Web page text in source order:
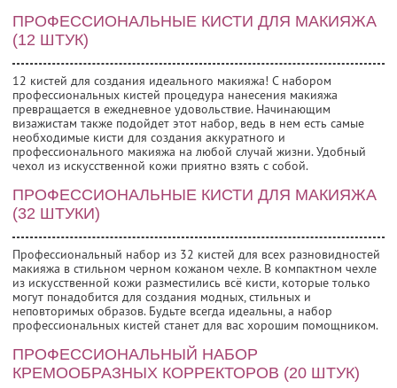
ПРОФЕССИОНАЛЬНЫЕ КИСТИ ДЛЯ МАКИЯЖА
(12 ШТУК)
12 кистей для создания идеального макияжа! С набором
профессиональных кистей процедура нанесения макияжа
превращается в ежедневное удовольствие. Начинающим
визажистам также подойдет этот набор, ведь в нем есть самые
необходимые кисти для создания аккуратного и
профессионального макияжа на любой случай жизни. Удобный
чехол из искусственной кожи приятно взять с собой.
ПРОФЕССИОНАЛЬНЫЕ КИСТИ ДЛЯ МАКИЯЖА
(32 ШТУКИ)
Профессиональный набор из 32 кистей для всех разновидностей
макияжа в стильном черном кожаном чехле. В компактном чехле
из искусственной кожи разместились всё кисти, которые только
могут понадобится для создания модных, стильных и
неповторимых образов. Будьте всегда идеальны, а набор
профессиональных кистей станет для вас хорошим помощником.
ПРОФЕССИОНАЛЬНЫЙ НАБОР
КРЕМООБРАЗНЫХ КОРРЕКТОРОВ (20 ШТУК)